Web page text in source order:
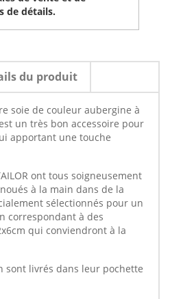
de détails.
du produit
soie de couleur aubergine à
un très bon accessoire pour
apportant une touche
ont tous soigneusement
à la main dans de la
sélectionnés pour un
correspondant à des
qui conviendront à la
sont livrés dans leur pochette